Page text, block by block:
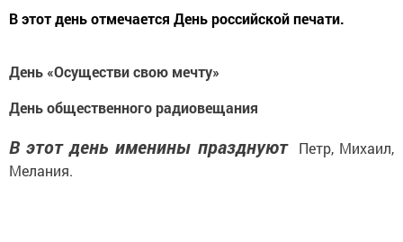
В этот день отмечается День российской печати.
День «Осуществи свою мечту»
День общественного радиовещания
В этот день именины празднуютПетр, Михаил,
Мелания.